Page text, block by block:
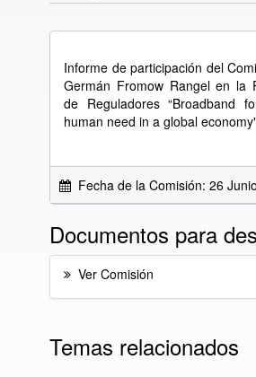
Informe de participación del
Germán Fromow Rangel en la
de Reguladores “Broadband
human need in a global
Fecha de la Comisión: 26
Documentos para
Ver Comisión
Temas relacionados